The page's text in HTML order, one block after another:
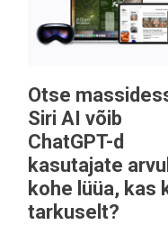
Otse
Siri AI võib
ChatGPT-d
kasutajate
kohe lüüa, kas
tarkuselt?